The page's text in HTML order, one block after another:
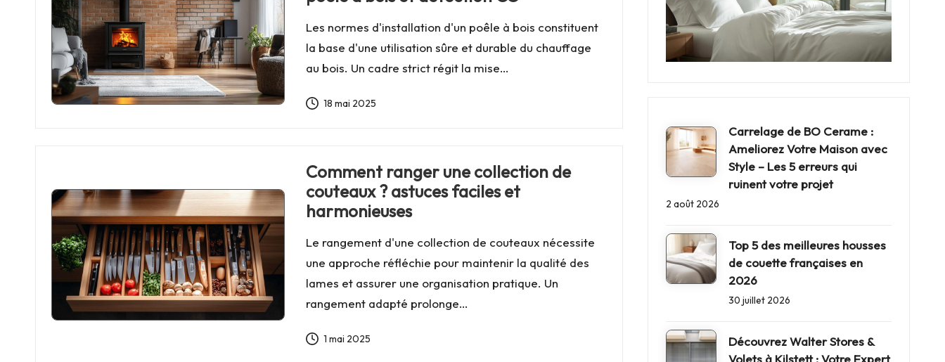
Les normes d'installation d'un poêle à bois constituent
la base d'une utilisation sûre et durable du chauffage
au bois. Un cadre strict régit la mise…
18 mai 2025
Comment ranger une collection de
couteaux ? astuces faciles et
harmonieuses
Le rangement d'une collection de couteaux nécessite
une approche réfléchie pour maintenir la qualité des
lames et assurer une organisation pratique. Un
rangement adapté prolonge…
1 mai 2025
Carrelage de BO Cerame :
Ameliorez Votre Maison avec
Style – Les 5 erreurs qui
ruinent votre projet
2 août 2026
Top 5 des meilleures housses
de couette françaises en
2026
30 juillet 2026
Découvrez Walter Stores &
Volets à Kilstett : Votre Expert